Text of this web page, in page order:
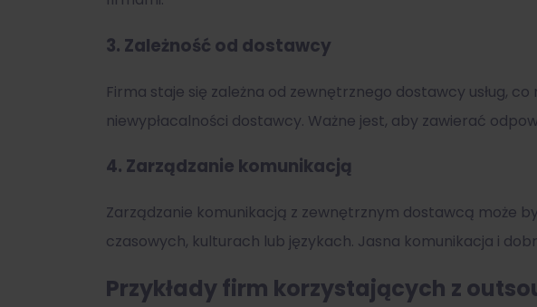
3. Zależność od dostawcy
Firma staje się zależna od zewnętrznego dostawcy usług,
niewypłacalności dostawcy. Ważne jest, aby zawierać
4. Zarządzanie komunikacją
Zarządzanie komunikacją z zewnętrznym dostawcą może
czasowych, kulturach lub językach. Jasna komunikacja i
Przykłady firm korzystających z